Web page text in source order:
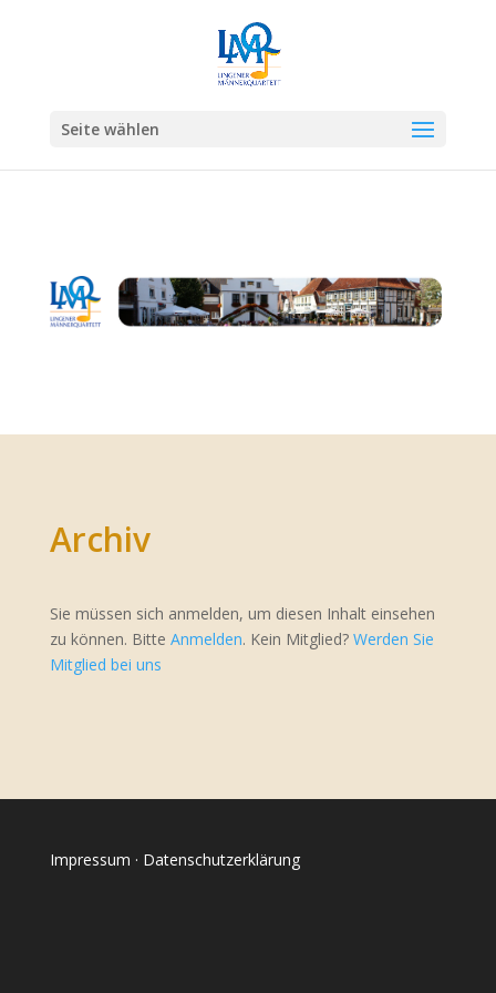
Seite wählen
Archiv
Sie müssen sich anmelden, um diesen Inhalt einsehen
zu können. Bitte Anmelden. Kein Mitglied? Werden Sie
Mitglied bei uns
Impressum · Datenschutzerklärung